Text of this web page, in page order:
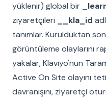
yüklenir) global bir
ziyaretçileri
__kla_id
tanımlar. Kurulduktan
görüntüleme olaylarını
yakalar, Klaviyo'nun
Active On Site olayını
davranışını, ziyaretçi